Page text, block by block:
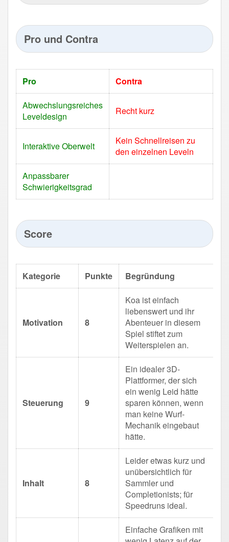
Pro und Contra
Pro Contra
Abwechslungsreiches
Leveldesign
Recht kurz
Interaktive Oberwelt
Kein Schnellreisen zu
den einzelnen Leveln
Anpassbarer
Schwierigkeitsgrad
Score
Kategorie Punkte Begründung
Motivation 8
Koa ist einfach
liebenswert und ihr
Abenteuer in diesem
Spiel stiftet zum
Weiterspielen an.
Steuerung 9
Ein idealer 3D-
Plattformer, der sich
ein wenig Leid hätte
sparen können, wenn
man keine Wurf-
Mechanik eingebaut
hätte.
Inhalt 8
Leider etwas kurz und
unübersichtlich für
Sammler und
Completionists; für
Speedruns ideal.
Einfache Grafiken mit